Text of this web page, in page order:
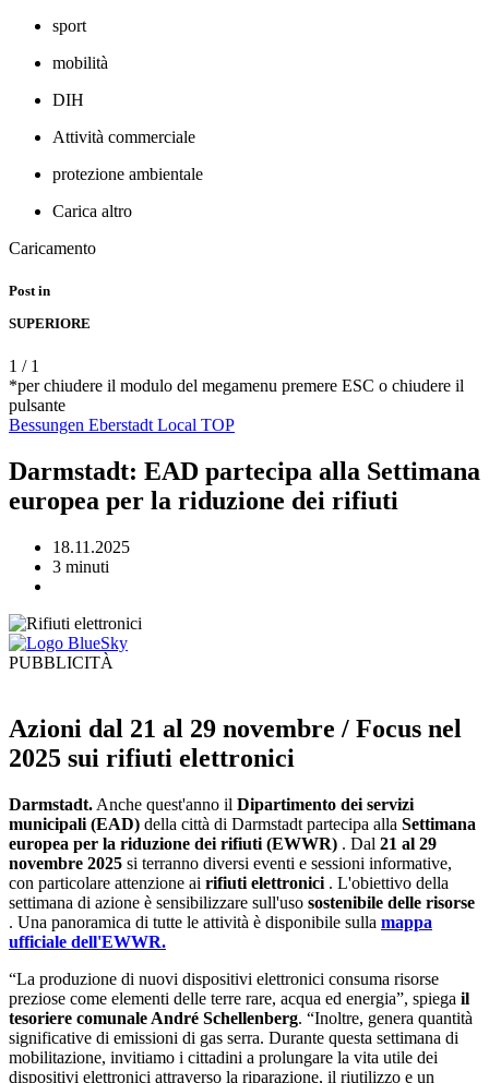
sport
mobilità
DIH
Attività commerciale
protezione ambientale
Carica altro
Caricamento
Post in
SUPERIORE
1 / 1
*per chiudere il modulo del megamenu premere ESC o chiudere il
pulsante
Bessungen Eberstadt Local TOP
Darmstadt: EAD partecipa alla Settimana
europea per la riduzione dei rifiuti
18.11.2025
3 minuti
PUBBLICITÀ
Azioni dal 21 al 29 novembre / Focus nel
2025 sui rifiuti elettronici
Darmstadt. Anche quest'anno il Dipartimento dei servizi
municipali (EAD) della città di Darmstadt partecipa alla Settimana
europea per la riduzione dei rifiuti (EWWR) . Dal 21 al 29
novembre 2025 si terranno diversi eventi e sessioni informative,
con particolare attenzione ai rifiuti elettronici . L'obiettivo della
settimana di azione è sensibilizzare sull'uso sostenibile delle risorse
. Una panoramica di tutte le attività è disponibile sulla mappa
ufficiale dell'EWWR.
“La produzione di nuovi dispositivi elettronici consuma risorse
preziose come elementi delle terre rare, acqua ed energia”, spiega il
tesoriere comunale André Schellenberg. “Inoltre, genera quantità
significative di emissioni di gas serra. Durante questa settimana di
mobilitazione, invitiamo i cittadini a prolungare la vita utile dei
dispositivi elettronici attraverso la riparazione, il riutilizzo e un